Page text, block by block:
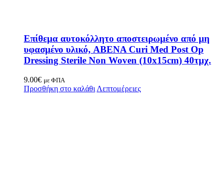
Επίθεμα αυτοκόλλητο αποστειρωμένο από μη
υφασμένο υλικό, ABENA Curi Med Post Op
Dressing Sterile Non Woven (10x15cm) 40τμχ.
9.00€ με ΦΠΑ
Προσθήκη στο καλάθι Λεπτομέρειες